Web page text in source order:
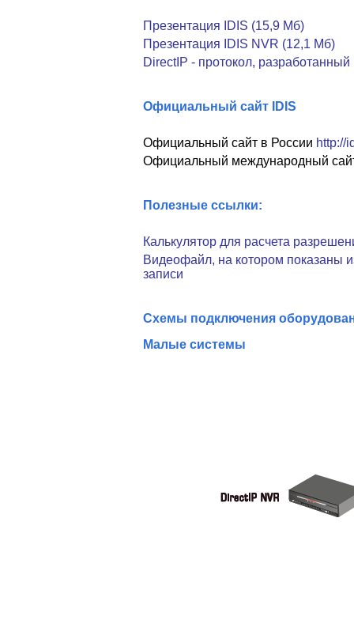
Презентация IDIS (15,9 Мб)
Презентация IDIS NVR (12,1 Мб)
DirectIP - протокол,
Официальный сайт IDIS
Официальный сайт в России http://
Официальный международный
Полезные ссылки:
Калькулятор для расчета
Видеофайл, на котором показаны
записи
Схемы подключения
Малые системы